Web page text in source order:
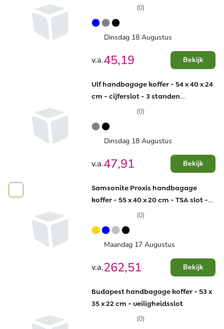
handgreepsysteem
(0)
Dinsdag 18 Augustus
v.a.45,19 Bekijk
Ulf handbagage koffer - 54 x 40 x 24
cm - cijferslot - 3 standen
handgreepsysteem - USB poort
(0)
Dinsdag 18 Augustus
v.a.47,91 Bekijk
Samsonite Proxis handbagage
koffer - 55 x 40 x 20 cm - TSA slot -
(0)
Maandag 17 Augustus
v.a.262,51 Bekijk
Budapest handbagage koffer - 53 x
35 x 22 cm - veiligheidsslot
(0)